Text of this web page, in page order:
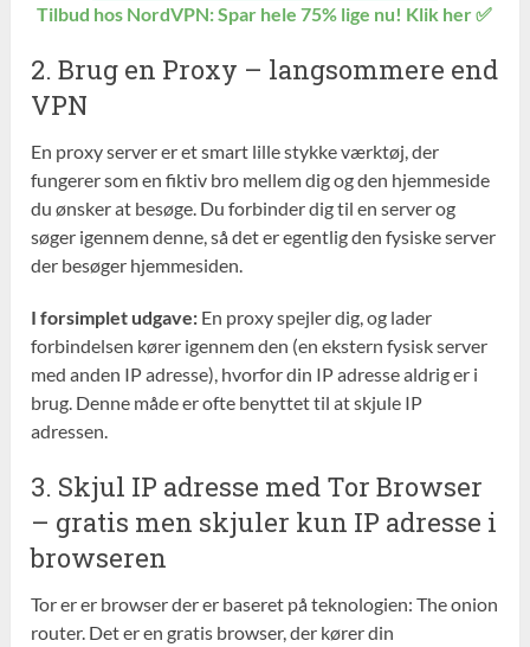
Tilbud hos NordVPN: Spar hele 75% lige nu! Klik her ✅
2. Brug en Proxy – langsommere end
VPN
En proxy server er et smart lille stykke værktøj, der
fungerer som en fiktiv bro mellem dig og den hjemmeside
du ønsker at besøge. Du forbinder dig til en server og
søger igennem denne, så det er egentlig den fysiske server
der besøger hjemmesiden.
I forsimplet udgave: En proxy spejler dig, og lader
forbindelsen kører igennem den (en ekstern fysisk server
med anden IP adresse), hvorfor din IP adresse aldrig er i
brug. Denne måde er ofte benyttet til at skjule IP
adressen.
3. Skjul IP adresse med Tor Browser
– gratis men skjuler kun IP adresse i
browseren
Tor er er browser der er baseret på teknologien: The onion
router. Det er en gratis browser, der kører din